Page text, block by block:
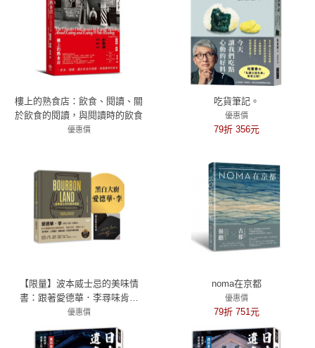
樓上的熟食店：飲食、閱讀、關
於飲食的閱讀，與閱讀時的飲食
優惠價
吃貨筆記。
優惠價
79折 356元
【限量】波本威士忌的美味情
書：跟著愛德華．李尋味肯塔
基，探索靈魂故鄉醺然滋味（贈
2025臺灣美國威士忌節好禮）
優惠價
79折 1185元
noma在京都
優惠價
79折 751元